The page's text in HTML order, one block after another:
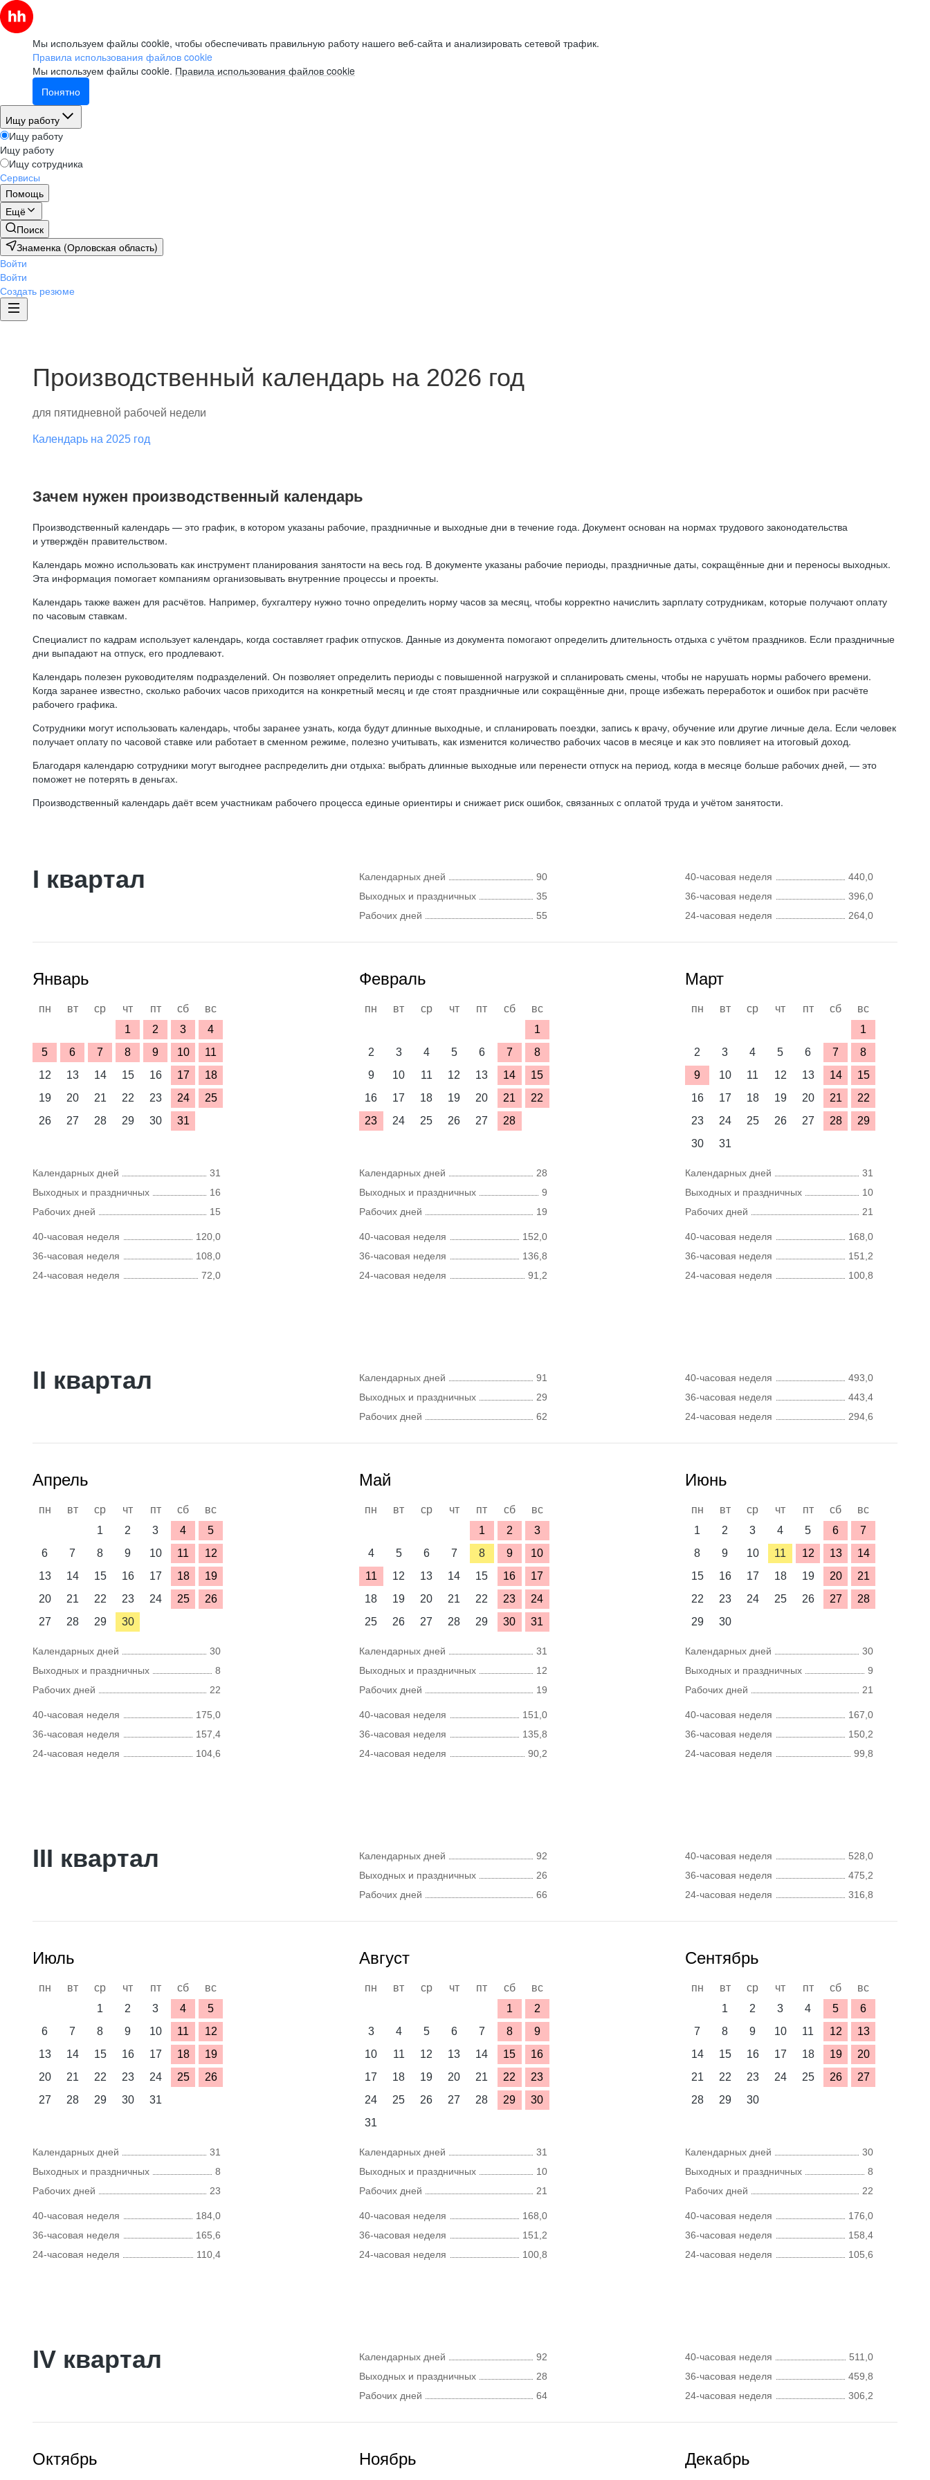
Мы используем файлы cookie, чтобы обеспечивать правильную работу нашего веб-сайта и анализировать сетевой трафик.
Правила использования файлов cookie
Мы используем файлы cookie. Правила использования файлов cookie
Понятно
Ищу работу
Ищу работу
Ищу работу
Ищу сотрудника
Сервисы
Помощь
Ещё
Поиск
Знаменка (Орловская область)
Войти
Войти
Создать резюме
Производственный календарь на 2026 год
для пятидневной рабочей недели
Календарь на 2025 год
Зачем нужен производственный календарь
Производственный календарь — это график, в котором указаны рабочие, праздничные и выходные дни в течение года. Документ основан на нормах трудового законодательства
и утверждён правительством.
Календарь можно использовать как инструмент планирования занятости на весь год. В документе указаны рабочие периоды, праздничные даты, сокращённые дни и переносы выходных.
Эта информация помогает компаниям организовывать внутренние процессы и проекты.
Календарь также важен для расчётов. Например, бухгалтеру нужно точно определить норму часов за месяц, чтобы корректно начислить зарплату сотрудникам, которые получают оплату
по часовым ставкам.
Специалист по кадрам использует календарь, когда составляет график отпусков. Данные из документа помогают определить длительность отдыха с учётом праздников. Если праздничные
дни выпадают на отпуск, его продлевают.
Календарь полезен руководителям подразделений. Он позволяет определить периоды с повышенной нагрузкой и спланировать смены, чтобы не нарушать нормы рабочего времени.
Когда заранее известно, сколько рабочих часов приходится на конкретный месяц и где стоят праздничные или сокращённые дни, проще избежать переработок и ошибок при расчёте
рабочего графика.
Сотрудники могут использовать календарь, чтобы заранее узнать, когда будут длинные выходные, и спланировать поездки, запись к врачу, обучение или другие личные дела. Если человек
получает оплату по часовой ставке или работает в сменном режиме, полезно учитывать, как изменится количество рабочих часов в месяце и как это повлияет на итоговый доход.
Благодаря календарю сотрудники могут выгоднее распределить дни отдыха: выбрать длинные выходные или перенести отпуск на период, когда в месяце больше рабочих дней, — это
поможет не потерять в деньгах.
Производственный календарь даёт всем участникам рабочего процесса единые ориентиры и снижает риск ошибок, связанных с оплатой труда и учётом занятости.
I квартал Календарных дней
90
Выходных и праздничных
35
Рабочих дней
55
40-часовая неделя
440,0
36-часовая неделя
396,0
24-часовая неделя
264,0
Январь
пн вт ср чт пт сб
вс
1
2 3
4
5
6 7 8 9 10
11
12
13 14 15 16 17
18
19
20 21 22 23 24
25
26
27 28 29 30 31
Календарных дней
31
Выходных и праздничных
16
Рабочих дней
15
40-часовая неделя
120,0
36-часовая неделя
108,0
24-часовая неделя
72,0
Февраль
пн вт ср чт пт сб
вс
1
2
3 4 5 6 7
8
9
10 11 12 13 14
15
16
17 18 19 20 21
22
23
24 25 26 27 28
Календарных дней
28
Выходных и праздничных
9
Рабочих дней
19
40-часовая неделя
152,0
36-часовая неделя
136,8
24-часовая неделя
91,2
Март
пн вт ср чт пт сб
вс
1
2
3 4 5 6 7
8
9
10 11 12 13 14
15
16
17 18 19 20 21
22
23
24 25 26 27 28
29
30
31
Календарных дней
31
Выходных и праздничных
10
Рабочих дней
21
40-часовая неделя
168,0
36-часовая неделя
151,2
24-часовая неделя
100,8
II квартал Календарных дней
91
Выходных и праздничных
29
Рабочих дней
62
40-часовая неделя
493,0
36-часовая неделя
443,4
24-часовая неделя
294,6
Апрель
пн вт ср чт пт сб
вс
1
2 3 4
5
6
7 8 9 10 11
12
13
14 15 16 17 18
19
20
21 22 23 24 25
26
27
28 29 30
Календарных дней
30
Выходных и праздничных
8
Рабочих дней
22
40-часовая неделя
175,0
36-часовая неделя
157,4
24-часовая неделя
104,6
Май
пн вт ср чт пт сб
вс
1
2
3
4
5 6 7 8 9
10
11
12 13 14 15 16
17
18
19 20 21 22 23
24
25
26 27 28 29 30 31
Календарных дней
31
Выходных и праздничных
12
Рабочих дней
19
40-часовая неделя
151,0
36-часовая неделя
135,8
24-часовая неделя
90,2
Июнь
пн вт ср чт пт сб
вс
1
2 3 4 5 6
7
8
9 10 11 12 13
14
15
16 17 18 19 20
21
22
23 24 25 26 27
28
29
30
Календарных дней
30
Выходных и праздничных
9
Рабочих дней
21
40-часовая неделя
167,0
36-часовая неделя
150,2
24-часовая неделя
99,8
III квартал Календарных дней
92
Выходных и праздничных
26
Рабочих дней
66
40-часовая неделя
528,0
36-часовая неделя
475,2
24-часовая неделя
316,8
Июль
пн вт ср чт пт сб
вс
1
2 3 4
5
6
7 8 9 10 11
12
13
14 15 16 17 18
19
20
21 22 23 24 25
26
27
28 29 30 31
Календарных дней
31
Выходных и праздничных
8
Рабочих дней
23
40-часовая неделя
184,0
36-часовая неделя
165,6
24-часовая неделя
110,4
Август
пн вт ср чт пт сб
вс
1
2
3
4 5 6 7 8
9
10
11 12 13 14 15
16
17
18 19 20 21 22
23
24
25 26 27 28 29
30
31
Календарных дней
31
Выходных и праздничных
10
Рабочих дней
21
40-часовая неделя
168,0
36-часовая неделя
151,2
24-часовая неделя
100,8
Сентябрь
пн вт ср чт пт сб
вс
1
2 3 4 5
6
7
8 9 10 11 12
13
14
15 16 17 18 19
20
21
22 23 24 25 26
27
28
29 30
Календарных дней
30
Выходных и праздничных
8
Рабочих дней
22
40-часовая неделя
176,0
36-часовая неделя
158,4
24-часовая неделя
105,6
IV квартал Календарных дней
92
Выходных и праздничных
28
Рабочих дней
64
40-часовая неделя
511,0
36-часовая неделя
459,8
24-часовая неделя
306,2
Октябрь Ноябрь Декабрь